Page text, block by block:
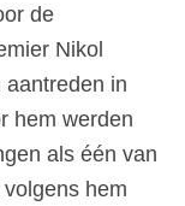
de
Nikol
aantreden in
hem werden
als één van
hem